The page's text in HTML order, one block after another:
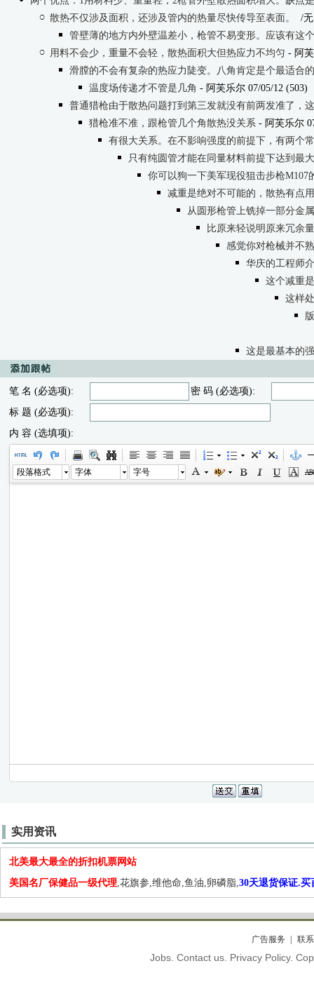
散热不仅涉及面积，还涉及管内的热量尽快传导至表面。
/
管壁薄的地方内外壁温差小，枪管不易变形。应该有这
用料不会少，重量不会轻，散热面积大但热应力不均匀 - 阿
滑膛的不会有复杂的热应力陡变。八角肯定是个最适合
温度场传递才不管是几角 - 阿芙乐尔 07/05/12 (503)
普通猎枪由于散热问题打到第三发就没有前两发准了，
猎枪准不准，跟枪管几个角散热没关系 - 阿芙乐尔
有很大关系。在不影响强度的前提下，有两个
只有纯圆管才能在同量材料前提下达到最
你可以狗一下美军现役狙击步枪M107
减重是绝对不可能的，散热有点
从圆形枪管上铣掉一部分金属
比原来轻说明原来冗余
感觉你对枪械并不熟
华庆的工程师介绍产
这个减重是相
这样
版
这是最基本的强
笔 名 (必选项):
密 码 (必选项):
标 题 (必选项):
内 容 (选填项):
段落格式 字体 字号
实用资讯
北美最大最全的折扣机票网站
美国名厂保健品一级代理,花旗参,维他命,鱼油,卵磷脂,30天退货保证.买
广告服务 联
Jobs. Contact us. Privacy Policy.